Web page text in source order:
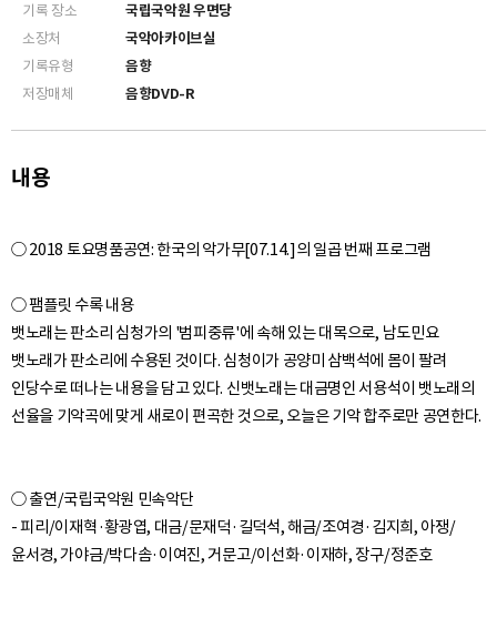
기록 장소
국립국악원 우면당
소장처
국악아카이브실
기록유형
음향
저장매체
음향DVD-R
내용
○ 2018 토요명품공연: 한국의 악가무[07.14.]의 일곱 번째 프로그램
○ 팸플릿 수록 내용
뱃노래는 판소리 심청가의 '범피중류'에 속해 있는 대목으로, 남도민요
뱃노래가 판소리에 수용된 것이다. 심청이가 공양미 삼백석에 몸이 팔려
인당수로 떠나는 내용을 담고 있다. 신뱃노래는 대금명인 서용석이 뱃노래의
○ 출연/국립국악원 민속악단
- 피리/이재혁·황광엽, 대금/문재덕·길덕석, 해금/조여경·김지희, 아쟁/
윤서경, 가야금/박다솜·이여진, 거문고/이선화·이재하, 장구/정준호